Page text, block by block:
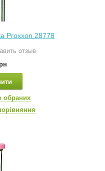
Proxxon 28778
отзыв
обраних